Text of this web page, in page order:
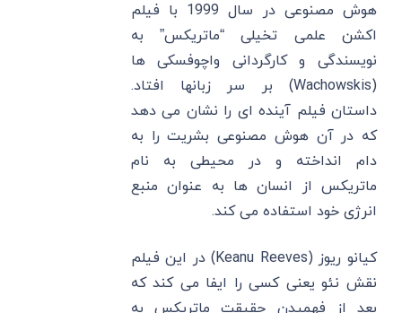
هوش مصنوعی در سال 1999 با فیلم
اکشن علمی تخیلی “ماتریکس” به
نویسندگی و کارگردانی واچوفسکی ها
(Wachowskis) بر سر زبانها افتاد.
داستان فیلم آینده ای را نشان می دهد
که در آن هوش مصنوعی بشریت را به
دام انداخته و در محیطی به نام
ماتریکس از انسان ها به عنوان منبع
انرژی خود استفاده می کند.
کیانو ریوز (Keanu Reeves) در این فیلم
نقش نئو یعنی کسی را ایفا می کند که
بعد از فهمیدن حقیقت ماتریکس به